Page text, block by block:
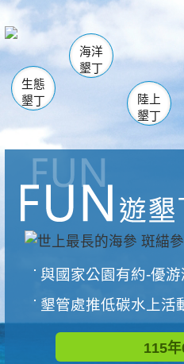
海生館
恆春
龍鑾潭自然中心
瓊麻館
關山
白砂
生態
墾丁
海洋
墾丁
陸上
墾丁
與國家公園有約-優
墾管處推低碳水上活動
115年